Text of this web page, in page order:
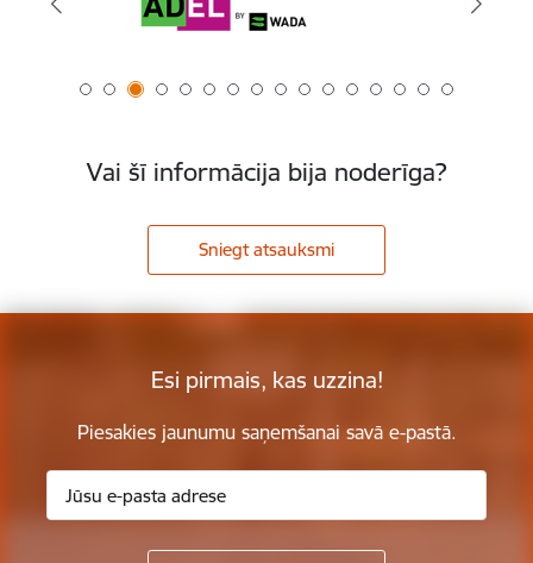
Vai šī informācija bija noderīga?
Sniegt atsauksmi
Esi pirmais, kas uzzina!
Piesakies jaunumu saņemšanai savā e-pastā.